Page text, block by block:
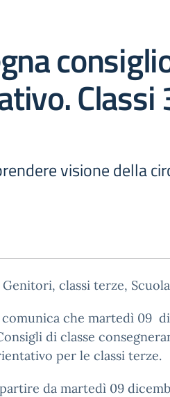
Classi
visione della
Genitori, classi terze,
comunica che martedì 09
di classe
per le classi terze.
da martedì 09